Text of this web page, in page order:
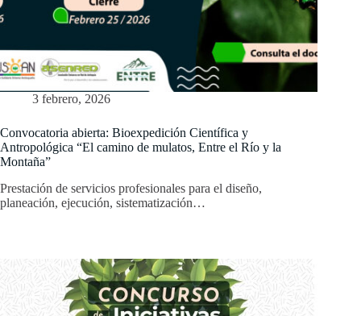
3 febrero, 2026
Convocatoria abierta: Bioexpedición Científica y
Antropológica “El camino de mulatos, Entre el Río y la
Montaña”
Prestación de servicios profesionales para el diseño,
planeación, ejecución, sistematización…